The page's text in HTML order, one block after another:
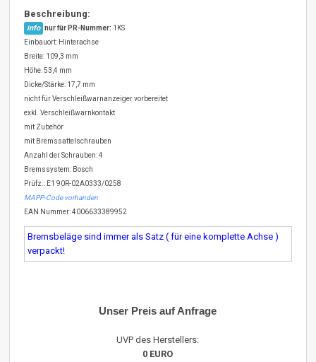
Beschreibung:
info nur für PR-Nummer: 1KS
Einbauort: Hinterachse
Breite: 109,3 mm
Höhe: 53,4 mm
Dicke/Stärke: 17,7 mm
nicht für Verschleißwarnanzeiger vorbereitet
exkl. Verschleißwarnkontakt
mit Zubehör
mit Bremssattelschrauben
Anzahl der Schrauben: 4
Bremssystem: Bosch
Prüfz.: E1 90R-02A0333/0258
MAPP-Code vorhanden
EAN Nummer: 4006633389952
Bremsbeläge sind immer als Satz ( für eine komplette Achse )
verpackt!
Unser Preis auf Anfrage
UVP des Herstellers:
0 EURO